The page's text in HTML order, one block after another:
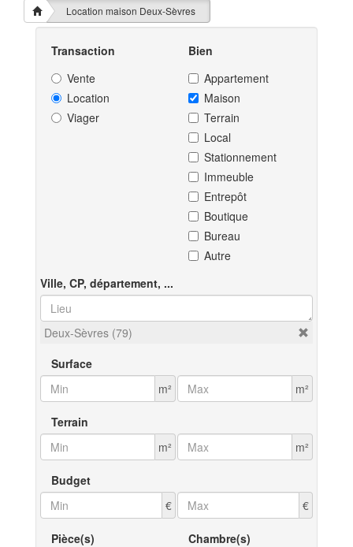
Location maison Deux-Sèvres
Transaction
Vente
Location
Viager
Bien
Appartement
Maison
Terrain
Local
Stationnement
Immeuble
Entrepôt
Boutique
Bureau
Autre
Ville, CP, département, ...
Deux-Sèvres (79)
Surface
m²
m²
Terrain
m²
m²
Budget
€
€
Pièce(s) Chambre(s)